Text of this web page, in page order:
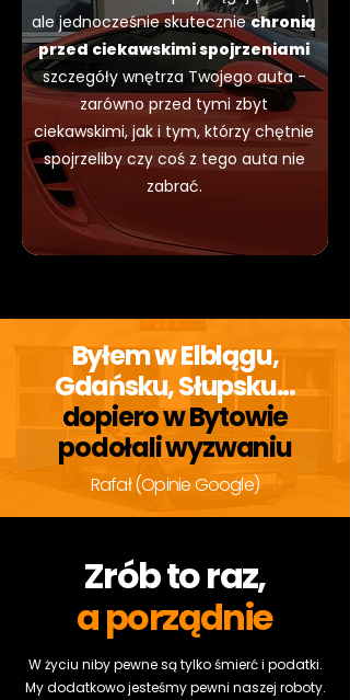
ale jednocześnie skuteczniechronią
przed ciekawskimi spojrzeniami
szczegóły wnętrza Twojego auta -
zarówno przed tymi zbyt
ciekawskimi, jak i tym, którzy chętnie
spojrzeliby czy coś z tego auta nie
zabrać.
Byłem w Elblągu,
Gdańsku, Słupsku...
dopiero w Bytowie
podołali wyzwaniu
Rafał (Opinie Google)
Zrób to raz,
a porządnie
W życiu niby pewne są tylko śmierć i podatki.
My dodatkowo jesteśmy pewni naszej roboty.